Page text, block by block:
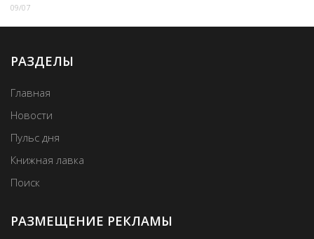
09/07
РАЗДЕЛЫ
Главная
Новости
Пульс дня
Книжная лавка
Поиск
РАЗМЕЩЕНИЕ РЕКЛАМЫ